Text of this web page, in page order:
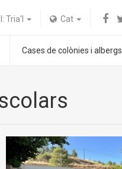
Cat
Tria'l
Cases de colònies i albergs